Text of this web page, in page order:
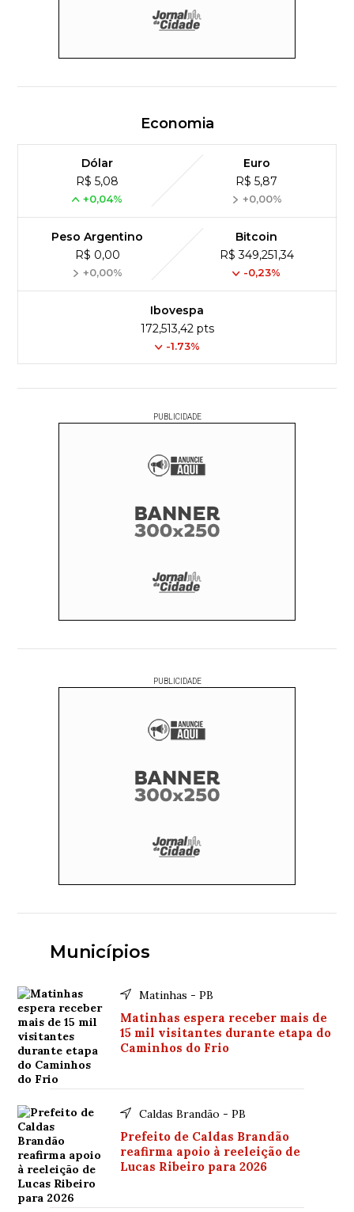
Economia
Dólar
R$ 5,08
+0,04%
Euro
R$ 5,87
+0,00%
Peso Argentino
R$ 0,00
+0,00%
Bitcoin
R$ 349,251,34
-0,23%
Ibovespa
172,513,42 pts
-1.73%
PUBLICIDADE
PUBLICIDADE
Municípios
Matinhas - PB
Matinhas espera receber mais de
15 mil visitantes durante etapa do
Caminhos do Frio
Caldas Brandão - PB
Prefeito de Caldas Brandão
reafirma apoio à reeleição de
Lucas Ribeiro para 2026